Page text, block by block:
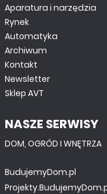
TUTORIALE
STM-owa
Aparatura i narzędzia
Rynek
Automatyka
Archiwum
Kontakt
Newsletter
Sklep AVT
NASZE SERWISY
DOM, OGRÓD I WNĘTRZA
BudujemyDom.pl